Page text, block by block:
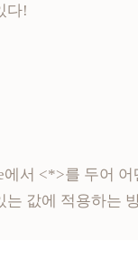
다!
서 <*>를 두어
는 값에 적용하는